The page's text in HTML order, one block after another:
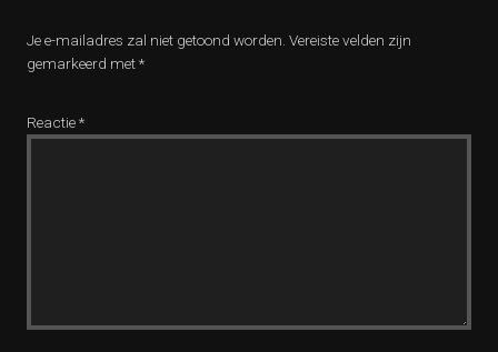
Je e-mailadres zal niet getoond worden. Vereiste velden zijn
gemarkeerd met*
Reactie*